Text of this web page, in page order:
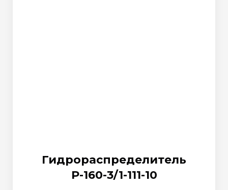
Гидрораспределитель
Р-160-3/1-111-10